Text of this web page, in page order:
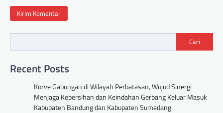
Cari
Recent Posts
Korve Gabungan di Wilayah Perbatasan, Wujud Sinergi
Menjaga Kebersihan dan Keindahan Gerbang Keluar Masuk
Kabupaten Bandung dan Kabupaten Sumedang.